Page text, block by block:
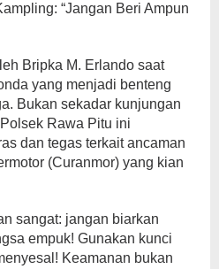
“Jangan Beri Ampun
Bripka M. Erlando saat
yang menjadi benteng
Bukan sekadar kunjungan
Rawa Pitu ini
dan tegas terkait ancaman
(Curanmor) yang kian
sangat: jangan biarkan
empuk! Gunakan kunci
Keamanan bukan